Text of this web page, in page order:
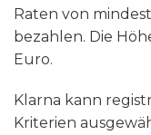
Raten von
bezahlen. Die
Euro.
Klarna kann
Kriterien